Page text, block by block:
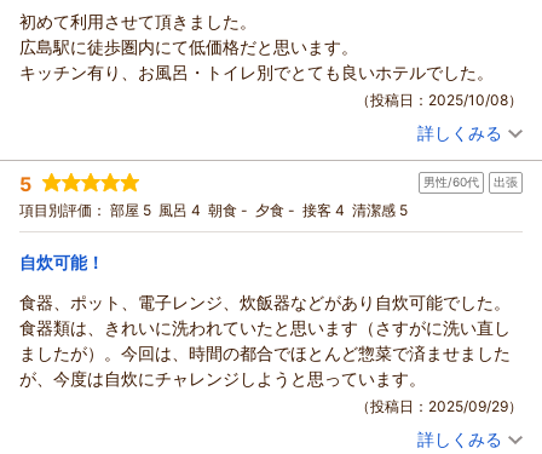
こうき様
この度は当館にご宿泊いただき誠にありがとうございます。
チェックアウト後も18：00まではお荷物の預かりが可能ですの
で、こうき様のお役に立てたようで嬉しい限りです。
ぜひまた広島にお越しの際は当館のご利用お待ちしておりま
す。
（返信日：2025/12/01）
初めて利用させて頂きました。
広島駅に徒歩圏内にて低価格だと思います。
キッチン有り、お風呂・トイレ別でとても良いホテルでした。
（投稿日：2025/10/08）
投稿者： アキさん(男性/50代)
宿泊プラン： チェックイン21:00まで限定【禁煙】★セミダブル2名様までプ
ラン★
セミダブル 食事なし
宿泊価格帯： 8,001～9,000円(大人一人あたり/税込)
この度は当館をご利用いただき誠にありがとうございます。
アクセスやコストの面でアキ様にご満足いただけていれば嬉し
い限りです。
また、キッチンや浴室・トイレなどを評価していただきありが
アキ様のまたのお越しを心よりお待ちしております。
詳しくみる
5 男性/60代 出張
項目別評価： 部屋 5 風呂 4 朝食 - 夕食 - 接客 4 清潔感 5
自炊可能！
食器、ポット、電子レンジ、炊飯器などがあり自炊可能でした。
食器類は、きれいに洗われていたと思います（さすがに洗い直し
ましたが）。今回は、時間の都合でほとんど惣菜で済ませました
が、今度は自炊にチャレンジしようと思っています。
（投稿日：2025/09/29）
詳しくみる